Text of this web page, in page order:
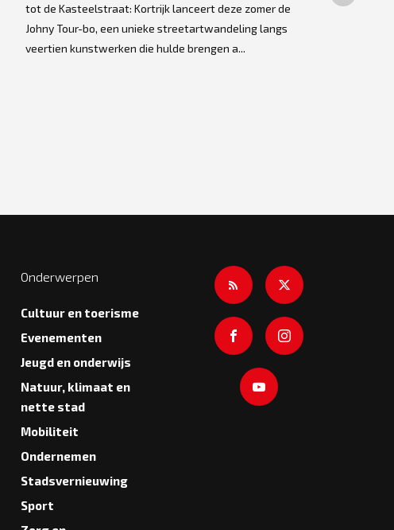
tot de Kasteelstraat: Kortrijk lanceert deze zomer de
Johny Tour-bo, een unieke streetartwandeling langs
veertien kunstwerken die hulde brengen a...
Kortrijkse
Onderwerpen
Cultuur en toerisme
Evenementen
Jeugd en onderwijs
Natuur, klimaat en
nette stad
Mobiliteit
Ondernemen
Stadsvernieuwing
Sport